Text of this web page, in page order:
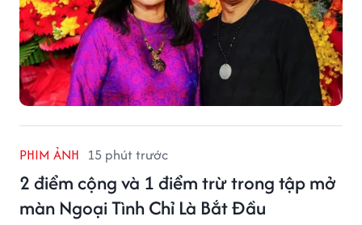
PHIM ẢNH 15 phút trước
2 điểm cộng và 1 điểm trừ trong tập mở
màn Ngoại Tình Chỉ Là Bắt Đầu